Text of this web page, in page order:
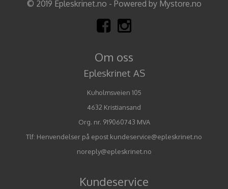
© 2019 Epleskrinet.no - Powered by Mystore.no
Om oss
Epleskrinet AS
Kuholmsveien 105
4632 Kristiansand
Org. nr. 919060743 MVA
Tlf: Henvendelser på epost kundeservice@epleskrinet.no
noreply@epleskrinet.no
Kundeservice